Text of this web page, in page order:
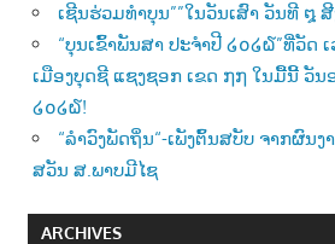
ເຊີນຮ່ວມທຳບຸນ””ໃນວັນເສົາ ວັນທີ ໘
“ບຸນເຂົ້າພັນສາ ປະຈຳປີ ໒໐໒໖”ທີ່ວັດ
ເມືອງບຸດຊີ ແຊງຊອກ ເຂດ ໗໗ ໃນມື້ນີ້ ວັນ
໒໐໒໖!
“ລຳວົງພັດຖິ່ນ“-ເພັງຕົ້ນສບັບ ຈາກຜົນງ
ສວັນ ສ.ພາບມີໄຊ
ARCHIVES